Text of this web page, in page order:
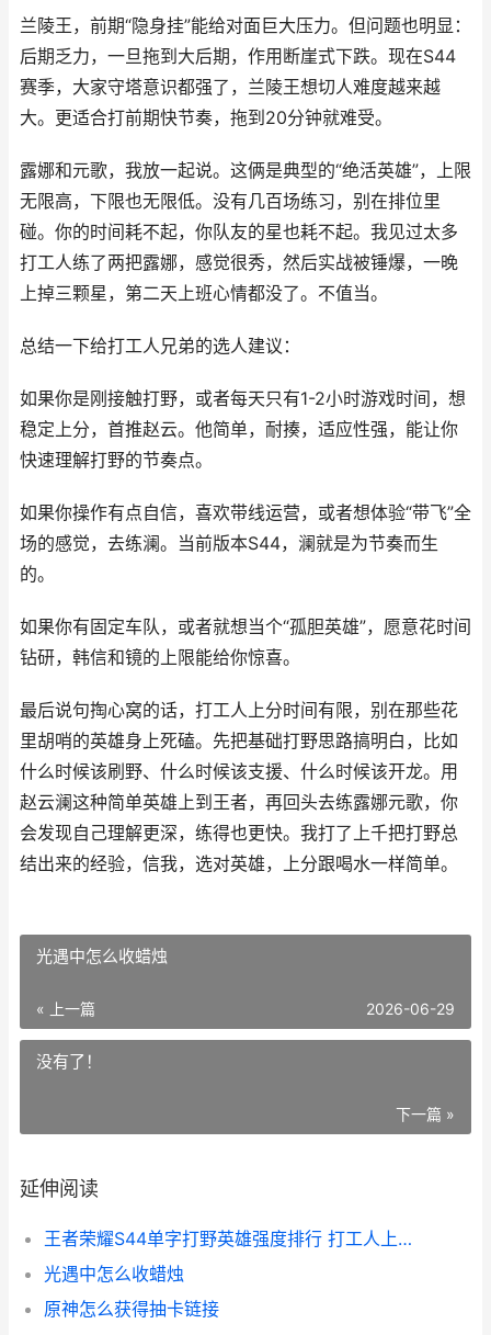
兰陵王，前期“隐身挂”能给对面巨大压力。但问题也明显：
后期乏力，一旦拖到大后期，作用断崖式下跌。现在S44
赛季，大家守塔意识都强了，兰陵王想切人难度越来越
大。更适合打前期快节奏，拖到20分钟就难受。
露娜和元歌，我放一起说。这俩是典型的“绝活英雄”，上限
无限高，下限也无限低。没有几百场练习，别在排位里
碰。你的时间耗不起，你队友的星也耗不起。我见过太多
打工人练了两把露娜，感觉很秀，然后实战被锤爆，一晚
上掉三颗星，第二天上班心情都没了。不值当。
总结一下给打工人兄弟的选人建议：
如果你是刚接触打野，或者每天只有1-2小时游戏时间，想
稳定上分，首推赵云。他简单，耐揍，适应性强，能让你
快速理解打野的节奏点。
如果你操作有点自信，喜欢带线运营，或者想体验“带飞”全
场的感觉，去练澜。当前版本S44，澜就是为节奏而生
的。
如果你有固定车队，或者就想当个“孤胆英雄”，愿意花时间
钻研，韩信和镜的上限能给你惊喜。
最后说句掏心窝的话，打工人上分时间有限，别在那些花
里胡哨的英雄身上死磕。先把基础打野思路搞明白，比如
什么时候该刷野、什么时候该支援、什么时候该开龙。用
赵云澜这种简单英雄上到王者，再回头去练露娜元歌，你
会发现自己理解更深，练得也更快。我打了上千把打野总
结出来的经验，信我，选对英雄，上分跟喝水一样简单。
光遇中怎么收蜡烛
« 上一篇 2026-06-29
没有了！
下一篇 »
延伸阅读
王者荣耀S44单字打野英雄强度排行 打工人上分首选这几位
光遇中怎么收蜡烛
原神怎么获得抽卡链接